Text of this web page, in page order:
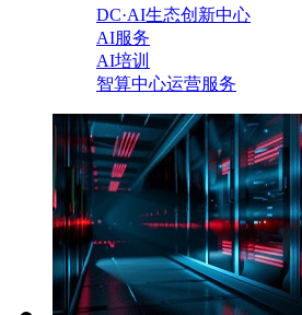
DC·AI生态创新中心
AI服务
AI培训
智算中心运营服务